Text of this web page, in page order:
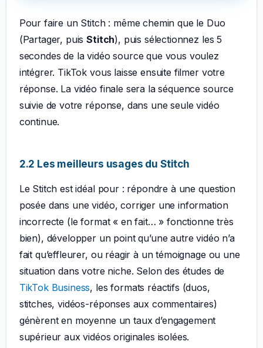
Pour faire un Stitch : même chemin que le Duo
(Partager, puisStitch), puis sélectionnez les 5
secondes de la vidéo source que vous voulez
intégrer. TikTok vous laisse ensuite filmer votre
réponse. La vidéo finale sera la séquence source
suivie de votre réponse, dans une seule vidéo
continue.
2.2 Les meilleurs usages du Stitch
Le Stitch est idéal pour : répondre à une question
posée dans une vidéo, corriger une information
incorrecte (le format « en fait… » fonctionne très
bien), développer un point qu’une autre vidéo n’a
fait qu’effleurer, ou réagir à un témoignage ou une
situation dans votre niche. Selon des études de
TikTok Business, les formats réactifs (duos,
stitches, vidéos-réponses aux commentaires)
génèrent en moyenne un taux d’engagement
supérieur aux vidéos originales isolées.